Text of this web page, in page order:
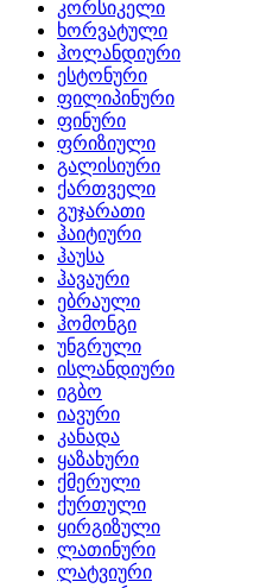
კორსიკელი
ხორვატული
ჰოლანდიური
ესტონური
ფილიპინური
ფინური
ფრიზიული
გალისიური
ქართველი
გუჯარათი
ჰაიტიური
ჰაუსა
ჰავაური
ებრაული
ჰომონგი
უნგრული
ისლანდიური
იგბო
იავური
კანადა
ყაზახური
ქმერული
ქურთული
ყირგიზული
ლათინური
ლატვიური